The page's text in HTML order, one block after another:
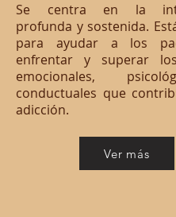
Se centra en la
profunda y sostenida.
para ayudar a los
enfrentar y superar
emocionales,
conductuales que
adicción.
Ver más